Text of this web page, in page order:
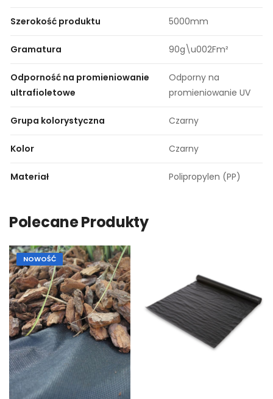
Szerokość produktu 5000mm
Gramatura 90g\u002Fm²
Odporność na promieniowanie
ultrafioletowe
Odporny na
promieniowanie UV
Grupa kolorystyczna Czarny
Kolor Czarny
Materiał Polipropylen (PP)
Polecane Produkty
NOWOŚĆ